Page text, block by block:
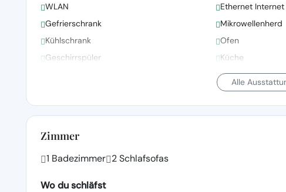
WLAN Ethernet Internet
Gefrierschrank
Mikrowellenherd
Kühlschrank
Ofen
Geschirrspüler
Küche
Alle
Zimmer
1 Badezimmer 2 Schlafsofas
Wo du schläfst